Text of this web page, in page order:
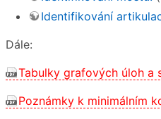
Identifikování
Dále:
Tabulky grafových úloh a
Poznámky k minimálním